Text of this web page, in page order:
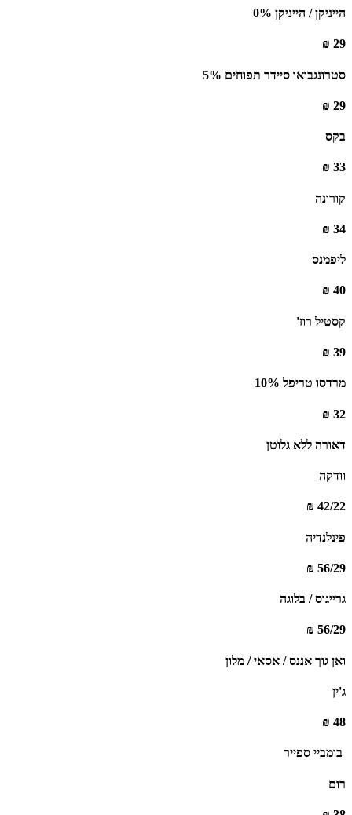
הייניקן / הייניקן 0%
29 ₪
סטרונגבואו סיידר תפוחים 5%
29 ₪
בקס
33 ₪
קורונה
34 ₪
ליפמנס
40 ₪
קסטיל רוז'
39 ₪
מרדסו טריפל 10%
32 ₪
דאורה ללא גלוטן
וודקה
42/22 ₪
פינלנדיה
56/29 ₪
גרייגוס / בלוגה
56/29 ₪
ואן גוך אננס / אסאי / מלון
ג'ין
48 ₪
‏ בומביי ספייר ‏
רום